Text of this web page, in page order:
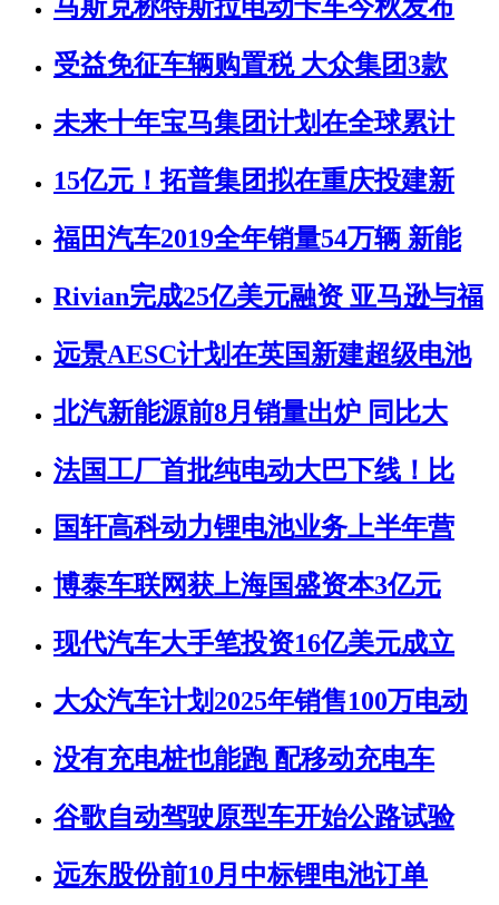
马斯克称特斯拉电动卡车今秋发布
受益免征车辆购置税 大众集团3款
未来十年宝马集团计划在全球累计
15亿元！拓普集团拟在重庆投建新
福田汽车2019全年销量54万辆 新能
Rivian完成25亿美元融资 亚马逊与福
远景AESC计划在英国新建超级电池
北汽新能源前8月销量出炉 同比大
法国工厂首批纯电动大巴下线！比
国轩高科动力锂电池业务上半年营
博泰车联网获上海国盛资本3亿元
现代汽车大手笔投资16亿美元成立
大众汽车计划2025年销售100万电动
没有充电桩也能跑 配移动充电车
谷歌自动驾驶原型车开始公路试验
远东股份前10月中标锂电池订单